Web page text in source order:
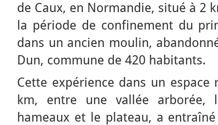
de Caux, en Normandie, situé à 2
la période de confinement du
dans un ancien moulin,
Dun, commune de 420 habitants.
Cette expérience dans un espace
km, entre une vallée arborée,
hameaux et le plateau, a